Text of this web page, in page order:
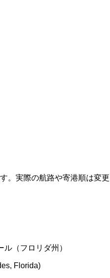
。実際の航路や寄港順は変更
（フロリダ州）
Florida)